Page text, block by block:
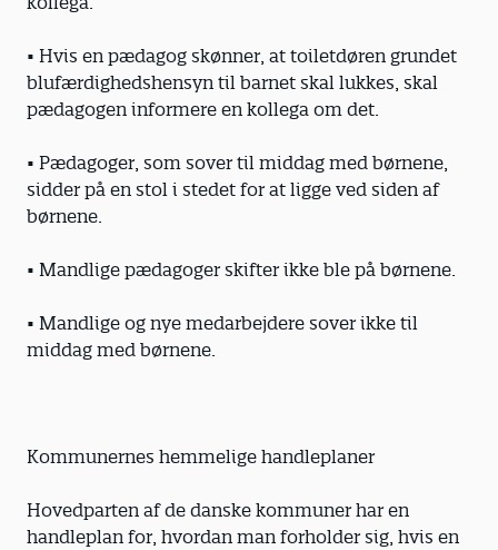
• Hvis en pædagog skønner, at toiletdøren grundet
blufærdighedshensyn til barnet skal lukkes, skal
pædagogen informere en kollega om det.
• Pædagoger, som sover til middag med børnene,
sidder på en stol i stedet for at ligge ved siden af
børnene.
• Mandlige pædagoger skifter ikke ble på børnene.
• Mandlige og nye medarbejdere sover ikke til
middag med børnene.
Kommunernes hemmelige handleplaner
Hovedparten af de danske kommuner har en
handleplan for, hvordan man forholder sig, hvis en